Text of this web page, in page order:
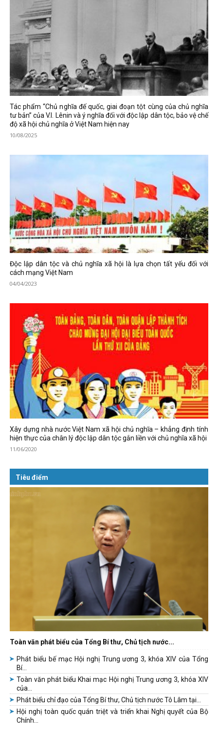
Tác phẩm “Chủ nghĩa đế quốc, giai đoạn tột cùng của chủ nghĩa
tư bản” của V.I. Lênin và ý nghĩa đối với độc lập dân tộc, bảo vệ chế
độ xã hội chủ nghĩa ở Việt Nam hiện nay
10/08/2025
Độc lập dân tộc và chủ nghĩa xã hội là lựa chọn tất yếu đối với
cách mạng Việt Nam
04/04/2023
Xây dựng nhà nước Việt Nam xã hội chủ nghĩa – khẳng định tính
hiện thực của chân lý độc lập dân tộc gắn liền với chủ nghĩa xã hội
11/06/2020
Tiêu điểm
Toàn văn phát biểu của Tổng Bí thư, Chủ tịch nước...
Phát biểu bế mạc Hội nghị Trung ương 3, khóa XIV của Tổng
Bí...
Toàn văn phát biểu Khai mạc Hội nghị Trung ương 3, khóa XIV
của...
Phát biểu chỉ đạo của Tổng Bí thư, Chủ tịch nước Tô Lâm tại...
Hội nghị toàn quốc quán triệt và triển khai Nghị quyết của Bộ
Chính...